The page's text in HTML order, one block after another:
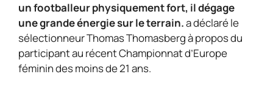
un footballeur physiquement fort, il dégage
une grande énergie sur le terrain.a déclaré le
sélectionneur Thomas Thomasberg à propos du
participant au récent Championnat d’Europe
féminin des moins de 21 ans.